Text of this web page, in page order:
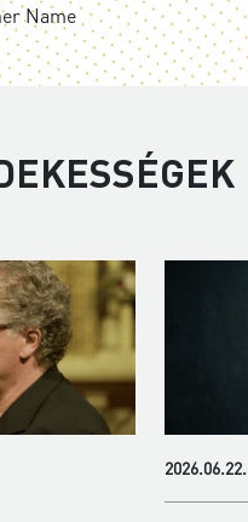
Name
2026.06.22.